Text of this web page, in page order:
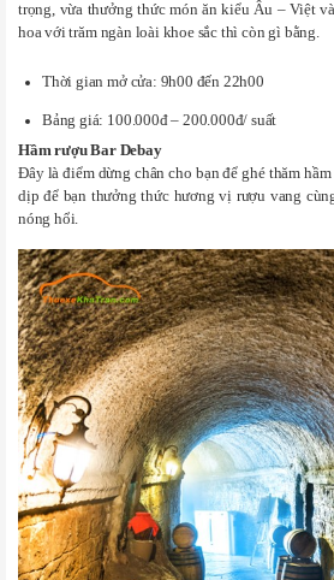
trọng, vừa thưởng thức món ăn kiểu Âu – Việt
hoa với trăm ngàn loài khoe sắc thì còn gì bằng.
Thời gian mở cửa: 9h00 đến 22h00
Bảng giá: 100.000đ – 200.000đ/ suất
Hầm rượu Bar Debay
Đây là điểm dừng chân cho bạn để ghé thăm
dịp để bạn thưởng thức hương vị rượu vang
nóng hổi.